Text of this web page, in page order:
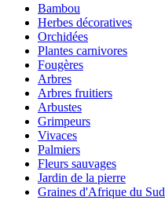
Bambou
Herbes décoratives
Orchidées
Plantes carnivores
Fougères
Arbres
Arbres fruitiers
Arbustes
Grimpeurs
Vivaces
Palmiers
Fleurs sauvages
Jardin de la pierre
Graines d'Afrique du Sud